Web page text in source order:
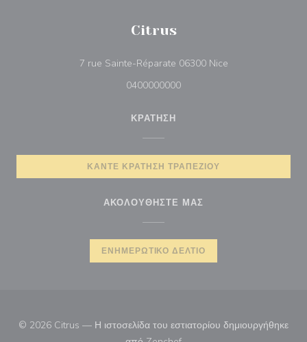
Citrus
7 rue Sainte-Réparate 06300 Nice((ανοίγει σε νέο
0400000000
ΚΡΆΤΗΣΗ
ΚΆΝΤΕ ΚΡΆΤΗΣΗ ΤΡΑΠΕΖΙΟΎ
ΑΚΟΛΟΥΘΉΣΤΕ ΜΑΣ
ΕΝΗΜΕΡΩΤΙΚΌ ΔΕΛΤΊΟ
© 2026 Citrus — Η ιστοσελίδα του εστιατορίου δημιουργήθηκε